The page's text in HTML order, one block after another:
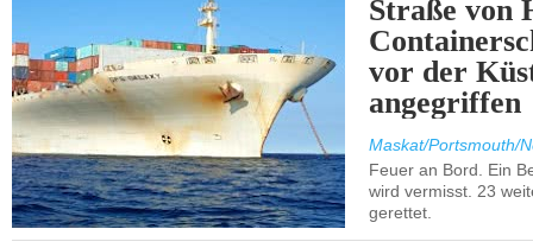
Straße von
vor der
angegriffen
Maskat/Portsmouth/
Feuer an Bord. Ein
wird vermisst. 23
gerettet.